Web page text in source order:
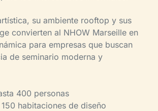
su ambiente rooftop y sus
convierten al NHOW Marseille en
para empresas que buscan
de seminario moderna y
400 personas
habitaciones de diseño